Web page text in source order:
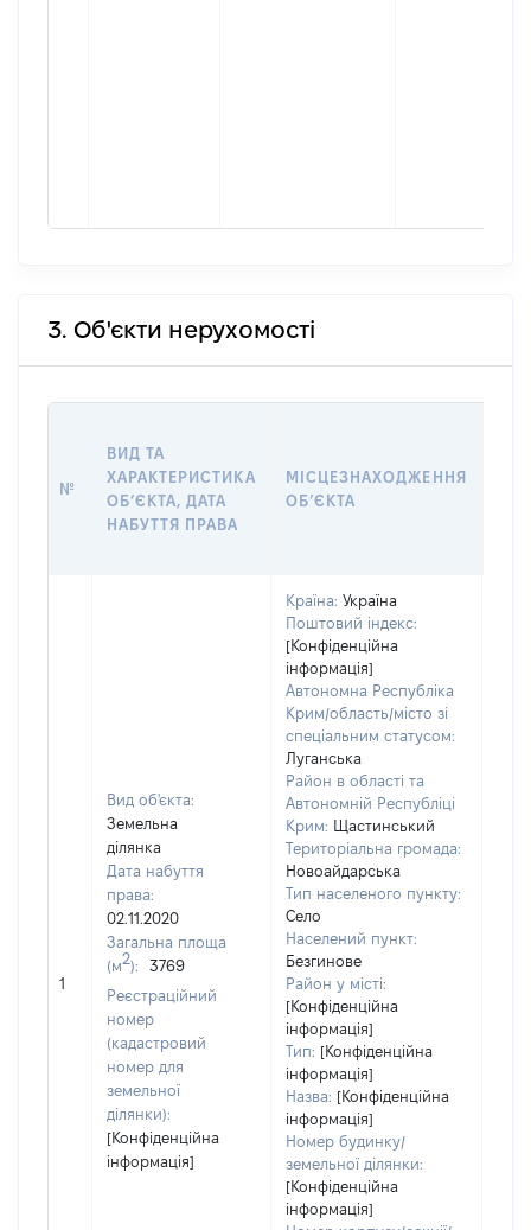
3. Об'єкти нерухомості
№
ВИД ТА
ХАРАКТЕРИСТИКА
ОБʼЄКТА, ДАТА
НАБУТТЯ ПРАВА
МІСЦЕЗНАХОДЖЕННЯ
ОБʼЄКТА
1
Вид об'єкта:
Земельна
ділянка
Дата набуття
права:
02.11.2020
Загальна площа
(м2):
3769
Реєстраційний
номер
(кадастровий
номер для
земельної
ділянки):
[Конфіденційна
інформація]
Країна: Україна
Поштовий індекс:
[Конфіденційна
інформація]
Автономна Республіка
Крим/область/місто зі
спеціальним статусом:
Луганська
Район в області та
Автономній Республіці
Крим:
Щастинський
Територіальна громада:
Новоайдарська
Тип населеного пункту:
Село
Населений пункт:
Безгинове
Район у місті:
[Конфіденційна
інформація]
Тип: [Конфіденційна
інформація]
Назва: [Конфіденційна
інформація]
Номер будинку/
земельної ділянки:
[Конфіденційна
інформація]